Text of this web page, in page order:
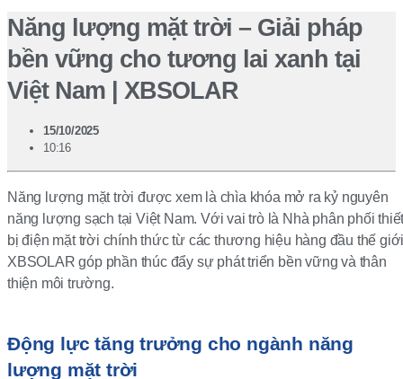
Năng lượng mặt trời – Giải pháp
bền vững cho tương lai xanh tại
Việt Nam | XBSOLAR
15/10/2025
10:16
Năng lượng mặt trời được xem là chìa khóa mở ra kỷ nguyên
năng lượng sạch tại Việt Nam. Với vai trò là Nhà phân phối
bị điện mặt trời chính thức từ các thương hiệu hàng đầu thế
XBSOLAR góp phần thúc đẩy sự phát triển bền vững và thân
thiện môi trường.
Động lực tăng trưởng cho ngành năng
lượng mặt trời